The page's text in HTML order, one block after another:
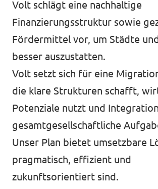
Volt schlägt eine nachhaltige
Finanzierungsstruktur sowie
Fördermittel vor, um Städte
besser auszustatten.
Volt setzt sich für eine
die klare Strukturen schafft,
Potenziale nutzt und
gesamtgesellschaftliche
Unser Plan bietet umsetzbare
pragmatisch, effizient und
zukunftsorientiert sind.